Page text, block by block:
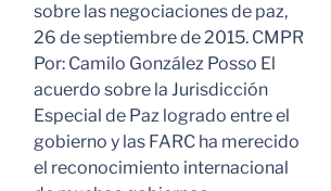
sobre las negociaciones de paz,
26 de septiembre de 2015. CMPR
Por: Camilo González Posso El
acuerdo sobre la Jurisdicción
Especial de Paz logrado entre el
gobierno y las FARC ha merecido
el reconocimiento internacional